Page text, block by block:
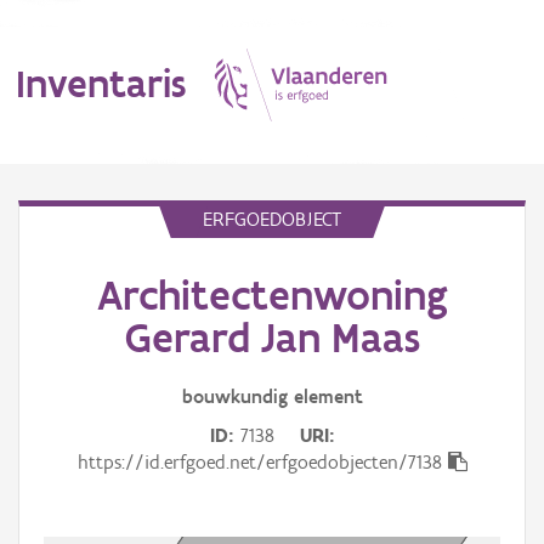
Inventaris
Erfgoedobject
Aanduidingsobject
ERFGOEDOBJECT
Architectenwoning
Gerard Jan Maas
bouwkundig element
ID 7138
URI
https://id.erfgoed.net/erfgoedobjecten/7138